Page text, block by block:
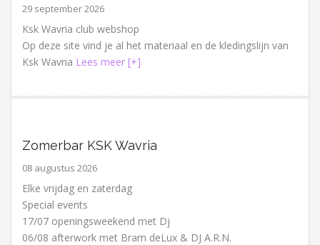
29 september 2026
Ksk Wavria club webshop
Op deze site vind je al het materiaal en de kledingslijn van
Ksk Wavria Lees meer [+]
Zomerbar KSK Wavria
08 augustus 2026
Elke vrijdag en zaterdag
Special events
17/07 openingsweekend met Dj
06/08 afterwork met Bram deLux & DJ A.R.N.